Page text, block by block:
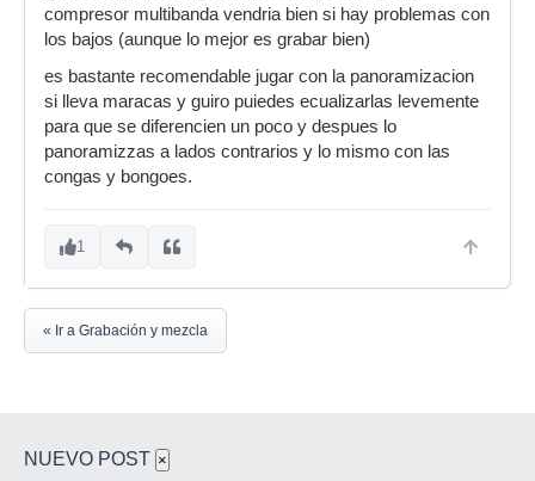
compresor multibanda vendria bien si hay problemas con
los bajos (aunque lo mejor es grabar bien)
es bastante recomendable jugar con la panoramizacion
si lleva maracas y guiro puiedes ecualizarlas levemente
para que se diferencien un poco y despues lo
panoramizzas a lados contrarios y lo mismo con las
congas y bongoes.
1
« Ir a Grabación y mezcla
NUEVO POST ×